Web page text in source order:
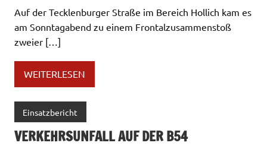
Auf der Tecklenburger Straße im Bereich Hollich kam es
am Sonntagabend zu einem Frontalzusammenstoß
zweier […]
WEITERLESEN
Einsatzbericht
VERKEHRSUNFALL AUF DER B54